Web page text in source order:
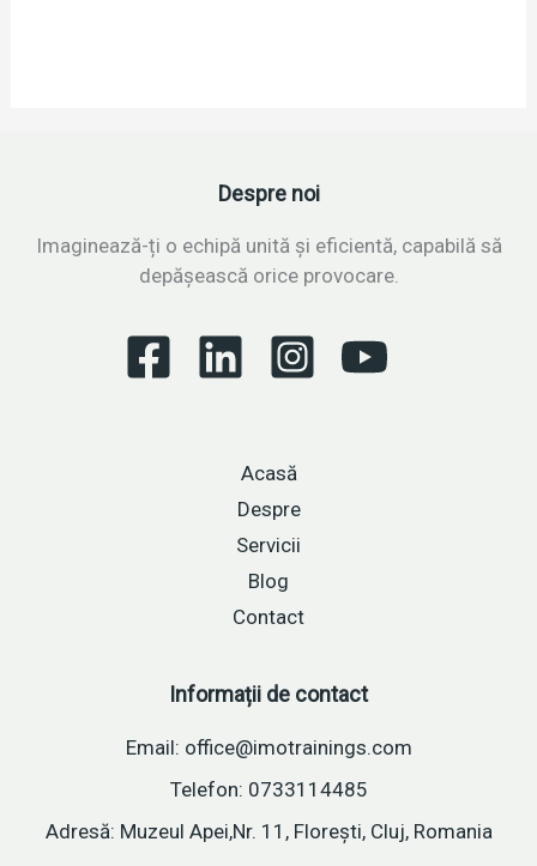
Despre noi
Imaginează-ți o echipă unită și eficientă, capabilă să
depășească orice provocare.
Acasă
Despre
Servicii
Blog
Contact
Informații de contact
Email: office@imotrainings.com
Telefon: 0733114485
Adresă: Muzeul Apei,Nr. 11, Florești, Cluj, Romania